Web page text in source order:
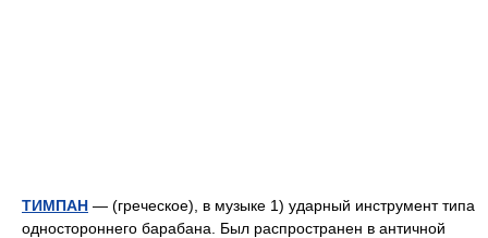
ТИМПАН — (греческое), в музыке 1) ударный инструмент типа
одностороннего барабана. Был распространен в античной